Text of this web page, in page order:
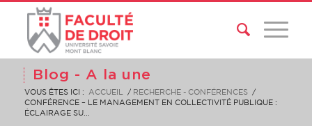
Blog - A la une
VOUS ÊTES ICI : ACCUEIL / RECHERCHE - CONFÉRENCES
/
CONFÉRENCE – LE MANAGEMENT EN COLLECTIVITÉ PUBLIQUE :
ÉCLAIRAGE SU...